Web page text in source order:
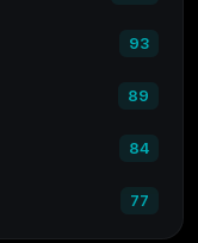
93
89
84
77